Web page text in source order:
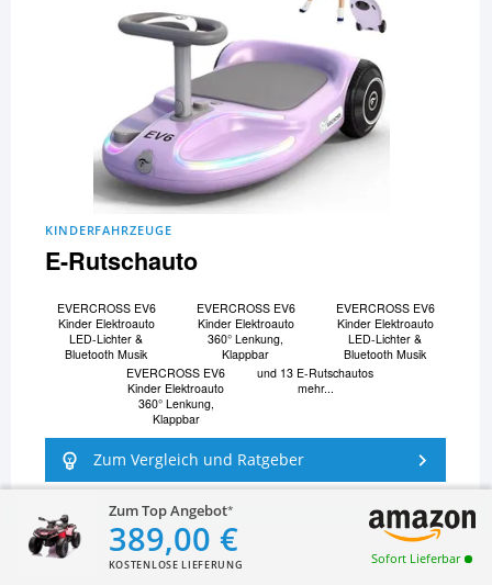
Zum Top Angebot
389,00 €
KOSTENLOSE LIEFERUNG Sofort Lieferbar
KINDERFAHRZEUGE
E-Rutschauto
EVERCROSS EV6
Kinder Elektroauto
LED-Lichter &
Bluetooth Musik
EVERCROSS EV6
Kinder Elektroauto
360° Lenkung,
Klappbar
EVERCROSS EV6
Kinder Elektroauto
LED-Lichter &
Bluetooth Musik
EVERCROSS EV6
Kinder Elektroauto
360° Lenkung,
Klappbar
und 13 E-Rutschautos
mehr...
Zum Vergleich und Ratgeber